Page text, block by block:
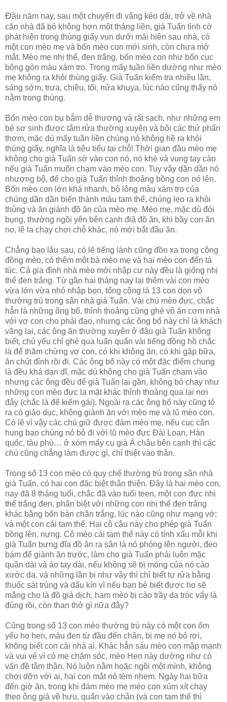
Đầu năm nay, sau một chuyến đi vắng kéo dài, trở về nhà
căn nhà đã bỏ không hơn một tháng liền, già Tuấn tình cờ
phát hiện trong thùng giấy vụn dưới mái hiên sau nhà, có
một con mèo mẹ và bốn mèo con mới sinh, còn chưa mở
mắt. Mèo mẹ nhị thể, đen trắng, bốn mèo con như bốn cục
bông gòn màu xám tro. Trong mấy tuần liền dường như mèo
mẹ không ra khỏi thùng giấy. Già Tuấn kiểm tra nhiều lần,
sáng sớm, trưa, chiều, tối, nửa khuya, lúc nào cũng thấy nó
nằm trong thùng.
Bốn mèo con bụ bẫm dễ thương và rất sạch, như những em
bé sơ sinh được tắm rửa thường xuyên và bôi các thứ phấn
thơm, mặc dù mấy tuần liền chúng nó không hề ra khỏi
thùng giấy, nghĩa là tiêu tiểu tại chỗ! Thời gian đầu mèo mẹ
không cho già Tuấn sờ vào con nó, nó khè và vung tay cào
nếu già Tuấn muốn chạm vào mèo con. Tuy vậy dần dần nó
nhượng bộ, để cho già Tuấn thỉnh thoảng bồng con nó lên.
Bốn mèo con lớn khá nhanh, bộ lông màu xám tro của
chúng dần dần biến thành màu tam thể, chúng leo ra khỏi
thùng và ăn giành đồ ăn của mèo mẹ. Mèo mẹ, mặc dù đói
bụng, thường ngồi yên bên cạnh điã đồ ăn, khi bầy con ăn
no, lê la chạy chơi chỗ khác, nó mới bắt đầu ăn.
Chẳng bao lâu sau, có lẽ tiếng lành cũng đồn xa trong cộng
đồng mèo, có thêm một bà mèo mẹ và hai mèo con đến tá
túc. Cả gia đình nhà mèo mới nhập cư này đều là giống nhị
thể đen trắng. Từ gần hai tháng nay lại thêm vài con mèo
vừa lớn vừa nhỏ nhập bọn, tổng cộng là 13 con dọn vô
thường trú trong sân nhà già Tuấn. Vài chú mèo đực, chắc
hẳn là những ông bố, thỉnh thoảng cũng ghé vô ăn cơm nhà
với vợ con cho phải đạo, nhưng các ông bố này chỉ là khách
vãng lai, các ông ăn thường xuyên ở đâu già Tuấn không
biết, chủ yếu chỉ ghé qua luẩn quẩn vài tiếng đồng hồ chắc
là để thăm chừng vợ con, có khi không ăn, có khi gặp bữa,
ăn chút đỉnh rồi đi. Các ông bố này có một đặc điểm chung
là đều khá dạn dĩ, mặc dù không cho già Tuấn chạm vào
nhưng các ông đều để già Tuấn lại gần, không bỏ chạy như
những con mèo đực lạ mặt khác thỉnh thoảng qua lại nơi
đây (chắc là để kiếm gái). Ngoài ra các ông bố này cũng tỏ
ra có giáo dục, không giành ăn với mèo mẹ và lũ mèo con.
Có lẽ vì vậy các chú giữ được đám mèo mẹ, nếu cục cằn
hung bạo chúng nó bỏ đi với lũ mèo đực Đài Loan, Hàn
quốc, tàu phù… ở xóm mấy cụ già Á châu bên cạnh thì các
chú cũng chẳng làm được gì, chỉ thiệt vào thân.
Trong số 13 con mèo có quy chế thường trú trong sân nhà
già Tuấn, có hai con đặc biệt thân thiện. Đây là hai mèo con,
nay đã 8 tháng tuổi, chắc đã vào tuổi teen, một con đực nhị
thể trắng đen, phân biệt với những con nhị thể đen trắng
khác bằng bốn bàn chân trắng, lúc nào cũng như mang vớ;
và một con cái tam thể. Hai cô cậu này cho phép già Tuấn
bồng lên, nựng. Cô mèo cái tam thể này có tính xấu mỗi khi
già Tuấn bưng đĩa đồ ăn ra sân là nó phóng lên người, đeo
bám để giành ăn trước, làm cho già Tuấn phải luôn mặc
quần dài và áo tay dài, nếu không sẽ bị móng của nó cào
xước da, và những lần bị như vậy thì chỉ biết tự rửa bằng
thuốc sát trùng và dấu kín vì nếu bạn bè biết được họ sẽ
mắng cho là đồ già dịch, ham mèo bị cào trầy da tróc vẩy là
đúng rồi, còn than thở gì nữa đây?
Cũng trong số 13 con mèo thường trú này có một con ốm
yếu ho hen, màu đen từ đầu đến chân, bị mẹ nó bỏ rơi,
không biết con cái nhà ai. Khác hẳn sáu mèo con mập mạnh
và vui vẻ vì có mẹ chăm sóc, mèo Hen này dường như có
vấn đề tâm thần. Nó luôn nằm hoặc ngồi một mình, không
chơi dỡn với ai, hai con mắt nó tèm nhem. Ngày hai bữa
đến giờ ăn, trong khi đám mèo mẹ mèo con xúm xít chạy
theo ông già về hưu, quấn vào chân (và con tam thể thì